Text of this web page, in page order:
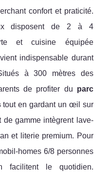
confort et praticité.
disposent de 2 à 4
et cuisine équipée
indispensable durant
à 300 mètres des
de profiter du parc
tout en gardant un œil sur
de gamme intègrent lave-
et literie premium. Pour
homes 6/8 personnes
facilitent le quotidien.